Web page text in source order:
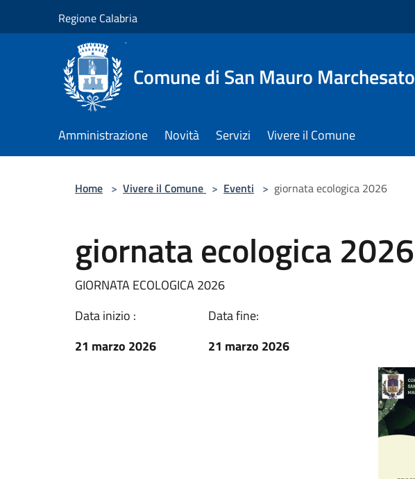
Regione Calabria
Comune di San Mauro Marchesato
Amministrazione Novità Servizi Vivere il Comune
Home > Vivere il Comune > Eventi > giornata ecologica 2026
giornata ecologica 2026
GIORNATA ECOLOGICA 2026
Data inizio :
21 marzo 2026
Data fine:
21 marzo 2026